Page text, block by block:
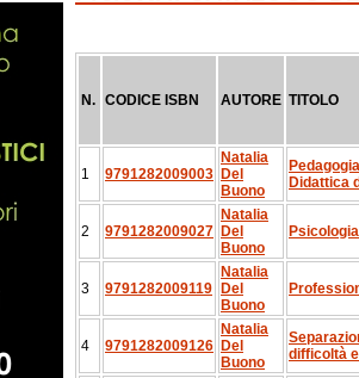
N. CODICE ISBN AUTORE TITOLO
1 9791282009003
Natalia
Del
Buono
Didattica
2 9791282009027
Natalia
Del
Buono
3 9791282009119
Natalia
Del
Buono
4 9791282009126
Natalia
Del
Buono
difficoltà